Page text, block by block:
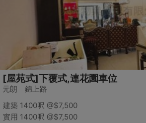
[屋苑式]下覆式,連花園車位
元朗 錦上路
建築 1400呎 @$7,500
實用 1400呎 @$7,500